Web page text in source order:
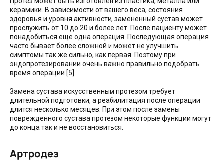
керамики. В зависимости от вашего веса, состояния
здоровья и уровня активности, замененный сустав может
прослужить от 10 до 20 и более лет. После пациенту может
понадобиться еще одна операция. Последующая операция
часто бывает более сложной и может не улучшить
симптомы так же сильно, как первая. Поэтому при
эндопротезировании очень важно правильно подобрать
время операции [5].
Замена сустава искусственным протезом требует
длительной подготовки, а реабилитация после операции
длится несколько месяцев. При этом после замены
поврежденного сустава протезом некоторые функции могут
до конца так и не восстановиться.
Артродез